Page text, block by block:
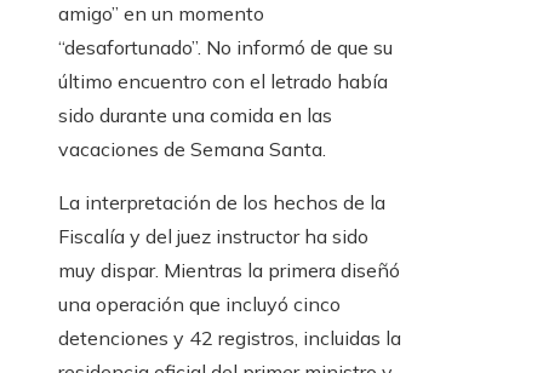
amigo” en un momento
“desafortunado”. No informó de que su
último encuentro con el letrado había
sido durante una comida en las
vacaciones de Semana Santa.
La interpretación de los hechos de la
Fiscalía y del juez instructor ha sido
muy dispar. Mientras la primera diseñó
una operación que incluyó cinco
detenciones y 42 registros, incluidas la